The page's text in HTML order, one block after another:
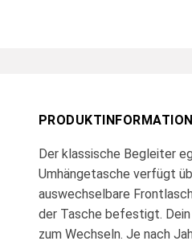
Der klassische Begleiter
Umhängetasche verfügt
auswechselbare
der Tasche befestigt.
zum Wechseln. Je nach